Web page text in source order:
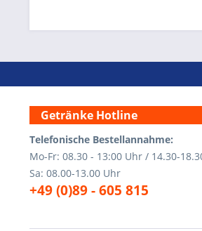
Getränke Hotline
Telefonische Bestellannahme:
Mo-Fr: 08.30 - 13:00 Uhr / 14.30-
Sa: 08.00-13.00 Uhr
+49 (0)89 - 605 815